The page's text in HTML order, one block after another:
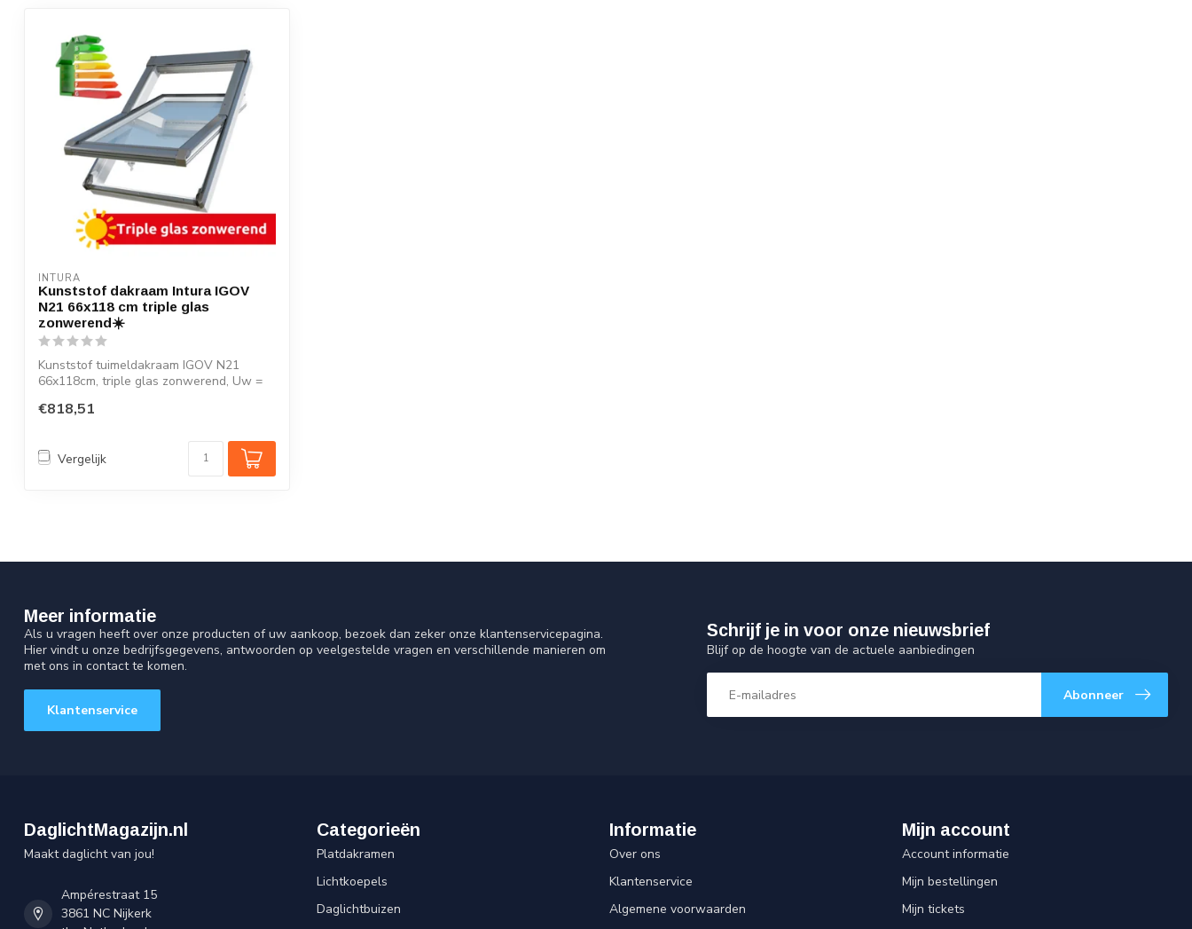
INTURA
Kunststof dakraam Intura IGOV
N21 66x118 cm triple glas
zonwerend☀️
Kunststof tuimeldakraam IGOV N21
66x118cm, triple glas zonwerend, Uw =
€818,51
Vergelijk
Meer informatie
Als u vragen heeft over onze producten of uw aankoop, bezoek dan zeker onze klantenservicepagina.
Hier vindt u onze bedrijfsgegevens, antwoorden op veelgestelde vragen en verschillende manieren om
met ons in contact te komen.
Klantenservice
Schrijf je in voor onze nieuwsbrief
Blijf op de hoogte van de actuele aanbiedingen
Abonneer
DaglichtMagazijn.nl
Maakt daglicht van jou!
Ampérestraat 15
3861 NC Nijkerk
Categorieën
Platdakramen
Lichtkoepels
Daglichtbuizen
Informatie
Over ons
Klantenservice
Algemene voorwaarden
Mijn account
Account informatie
Mijn bestellingen
Mijn tickets